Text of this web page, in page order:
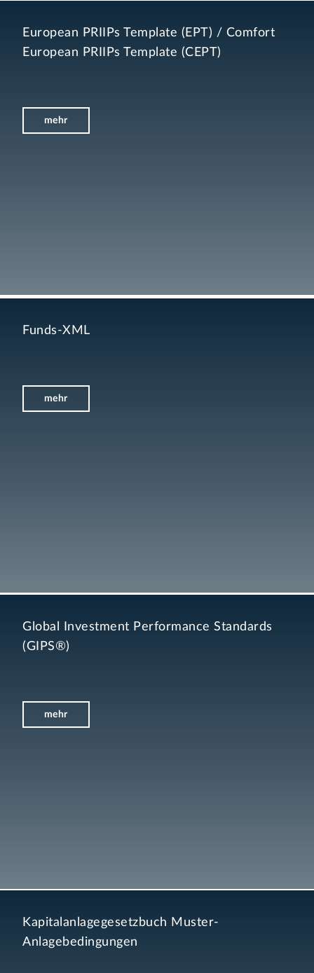
European PRIIPs Template (EPT) / Comfort
European PRIIPs Template (CEPT)
mehr
Funds-XML
mehr
Global Investment Performance Standards
(GIPS®)
mehr
Kapitalanlagegesetzbuch Muster-
Anlagebedingungen